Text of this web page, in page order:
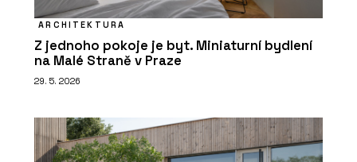
ARCHITEKTURA
Z jednoho pokoje je byt. Miniaturní bydlení
na Malé Straně v Praze
29. 5. 2026